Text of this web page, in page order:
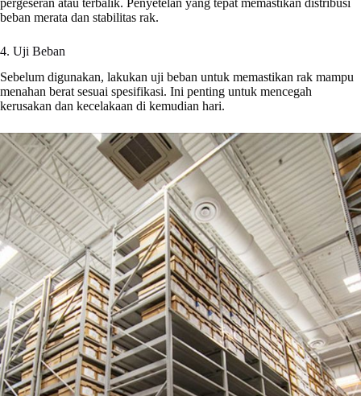
beban merata dan stabilitas rak.
4. Uji Beban
Sebelum digunakan, lakukan uji beban untuk memastikan rak mampu
menahan berat sesuai spesifikasi. Ini penting untuk mencegah
kerusakan dan kecelakaan di kemudian hari.